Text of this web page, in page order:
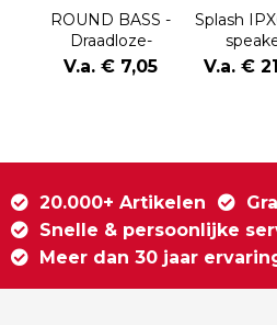
ROUND BASS -
Draadloze-
luidspreker
V.a. € 7,05
Splash
V.a. €
20.000+ Artikelen
Snelle & persoonlijke
Meer dan 30 jaar